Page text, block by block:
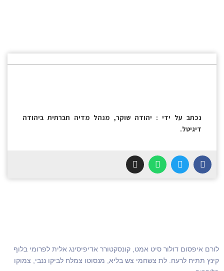
נכתב על ידי : יהודה שוקר, מנהל מדיה חברתית ביהודה
דיגיטל.
לורם איפסום דולור סיט אמט, קונסקטורר אדיפיסינג אלית לפרומי בלוף
קינץ תתיח לרעח. לת צשחמי צש בליא, מנסוטו צמלח לביקו ננבי, צמוקו